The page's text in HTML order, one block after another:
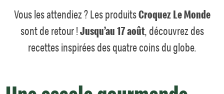
Vous les attendiez ? Les produitsCroquez Le Monde
sont de retour !Jusqu’au 17 août, découvrez des
recettes inspirées des quatre coins du globe.